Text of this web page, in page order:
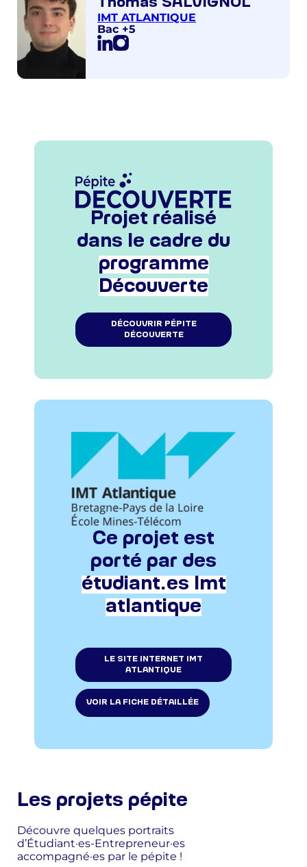
Thomas SALVIGNOL
IMT ATLANTIQUE
Bac +5
Projet réalisé
dans le cadre du
programme
Découverte
DÉCOUVRIR PÉPITE
DÉCOUVERTE
Ce projet est
porté par des
étudiant.es Imt
atlantique
LE SITE INTERNET IMT
ATLANTIQUE
VOIR LA FICHE DÉTAILLÉE
Les projets pépite
Découvre quelques portraits
d’Étudiant·es-Entrepreneur·es
accompagné·es par le pépite !